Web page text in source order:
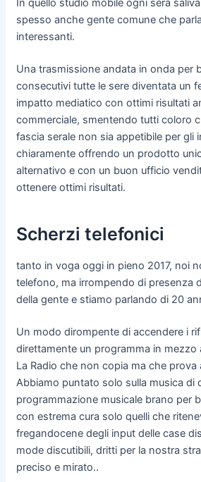
In quello studio mobile ogni sera
spesso anche gente comune che
interessanti.
Una trasmissione andata in onda per
consecutivi tutte le sere diventata un
impatto mediatico con ottimi risultati
commerciale, smentendo tutti coloro
fascia serale non sia appetibile per gli
chiaramente offrendo un prodotto
alternativo e con un buon ufficio
ottenere ottimi risultati.
Scherzi telefonici
tanto in voga oggi in pieno 2017, noi
telefono, ma irrompendo di presenza
della gente e stiamo parlando di 20
Un modo dirompente di accendere i
direttamente un programma in mezzo
La Radio che non copia ma che prova
Abbiamo puntato solo sulla musica di
programmazione musicale brano per
con estrema cura solo quelli che
fregandocene degli input delle case
mode discutibili, dritti per la nostra
preciso e mirato..